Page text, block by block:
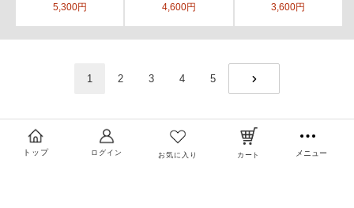
5,300円 4,600円 3,600円
1 2 3 4
5
トップ ログイン お気に入り カート メニュー